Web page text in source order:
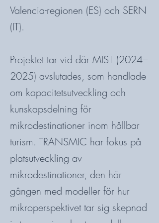
Valencia-regionen (ES) och SERN
(IT).
Projektet tar vid där MIST (2024–
2025) avslutades, som handlade
om kapacitetsutveckling och
kunskapsdelning för
mikrodestinationer inom hållbar
turism. TRANSMIC har fokus på
platsutveckling av
mikrodestinationer, den här
gången med modeller för hur
mikroperspektivet tar sig skepnad